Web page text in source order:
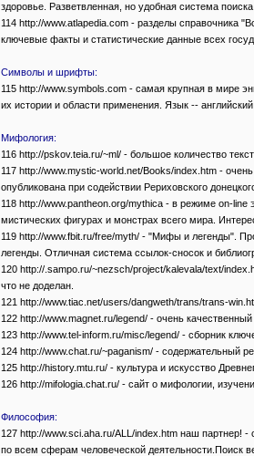
здоровье. Разветвленная, но удобная система
114 http://www.atlapedia.com - разделы справочника
ключевые факты и статистические данные всех
Символы и шрифты:
115 http://www.symbols.com - самая крупная в мире
их истории и области применения. Язык --
Мифология:
116 http://pskov.teia.ru/~ml/ - большое количество
117 http://www.mystic-world.net/Books/index.htm -
опубликована при содействии Рериховского
118 http://www.pantheon.org/mythica - в режиме on-line
мистических фигурах и монстрах всего мира.
119 http://www.fbit.ru/free/myth/ - "Мифы и легенды".
легенды. Отличная система ссылок-сносок и
120 http://.sampo.ru/~nezsch/project/kalevala/text/
что не доделан.
121 http://www.tiac.net/users/dangweth/trans/trans-
122 http://www.magnet.ru/legend/ - очень
123 http://www.tel-inform.ru/misc/legend/ - сборник
124 http://www.chat.ru/~paganism/ - содержательный
125 http://history.mtu.ru/ - культура и искусство
126 http://mifologia.chat.ru/ - сайт о мифологии,
Философия:
127 http://www.sci.aha.ru/ALL/index.htm наш партнер! -
по всем сферам человеческой деятельности.Поиск